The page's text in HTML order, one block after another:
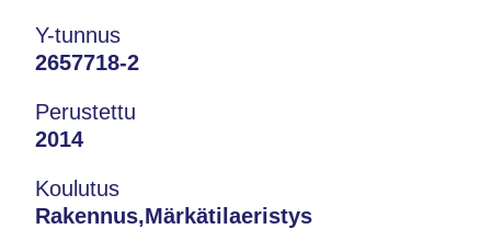
Y-tunnus
2657718-2
Perustettu
2014
Koulutus
Rakennus,Märkätilaeristys